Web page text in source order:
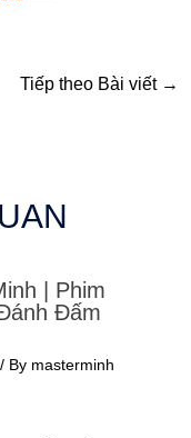
Tiếp theo Bài viết →
| Phim
Đấm
By masterminh